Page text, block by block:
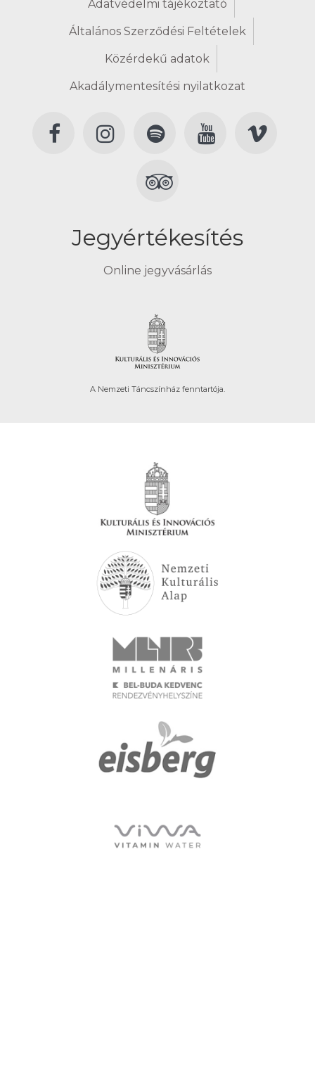
Adatvédelmi tájékoztató
Általános Szerződési Feltételek
Közérdekű adatok
Akadálymentesítési nyilatkozat
Jegyértékesítés
Online jegyvásárlás
A Nemzeti Táncszínház fenntartója.